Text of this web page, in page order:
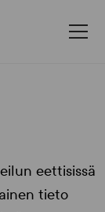
eettisissä
tieto